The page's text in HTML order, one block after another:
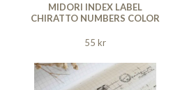
MIDORI INDEX LABEL
CHIRATTO NUMBERS COLOR
55 kr